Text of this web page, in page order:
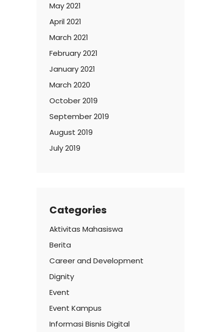
May 2021
April 2021
March 2021
February 2021
January 2021
March 2020
October 2019
September 2019
August 2019
July 2019
Categories
Aktivitas Mahasiswa
Berita
Career and Development
Dignity
Event
Event Kampus
Informasi Bisnis Digital